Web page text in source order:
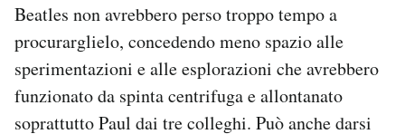
Beatles non avrebbero perso troppo tempo a
procurarglielo, concedendo meno spazio alle
sperimentazioni e alle esplorazioni che avrebbero
funzionato da spinta centrifuga e allontanato
soprattutto Paul dai tre colleghi. Può anche darsi